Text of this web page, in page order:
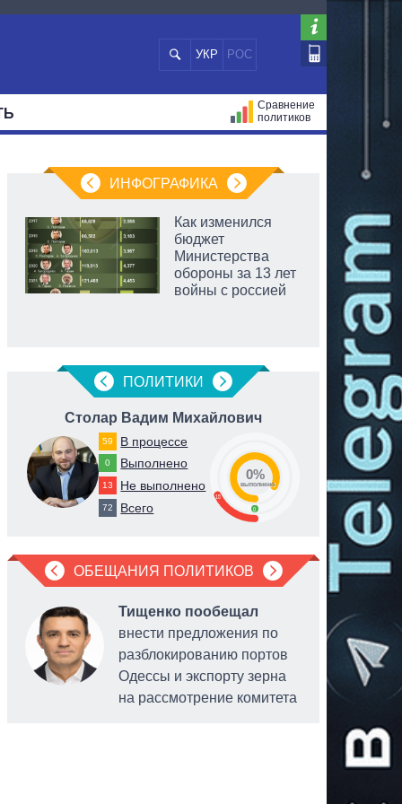
УКР РОС
Сравнение
политиков
Пятая военная
зима: готова ли
Украина к новым
вызовам?
ИНФОГРАФИКА
Как изменился
бюджет
Министерства
обороны за 13 лет
войны с россией
ПОЛИТИКИ
Столар Вадим Михайлович
59 В процессе
0 Выполнено
13 Не выполнено
72 Всего
18
0
82
0%
выполнено
ОБЕЩАНИЯ ПОЛИТИКОВ
Тищенко пообещал
внести предложения по
разблокированию портов
Одессы и экспорту зерна
на рассмотрение комитета